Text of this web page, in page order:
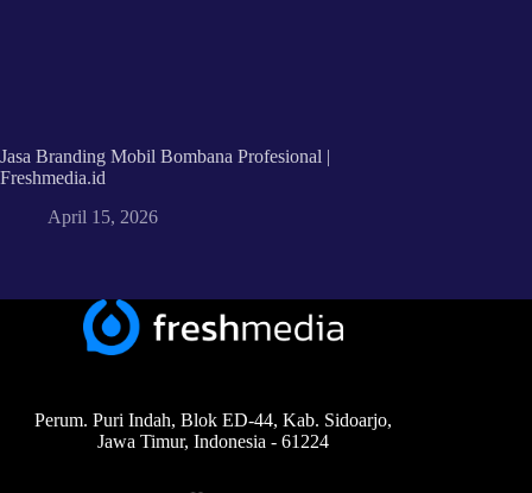
Jasa Branding Mobil Bombana Profesional |
Freshmedia.id
April 15, 2026
Perum. Puri Indah, Blok ED-44, Kab. Sidoarjo,
Jawa Timur, Indonesia - 61224